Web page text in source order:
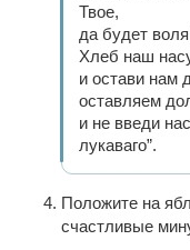
Твое,
да будет
Хлеб наш
и остави нам
оставляем
и не введи
лукаваго”.
Положите на
счастливые